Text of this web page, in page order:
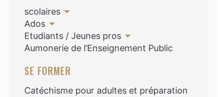
scolaires
Ados
Etudiants / Jeunes pros
Aumonerie de l’Enseignement Public
SE FORMER
Catéchisme pour adultes et préparation